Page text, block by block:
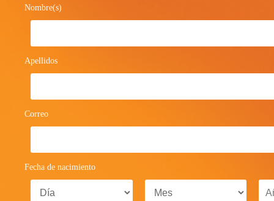
Nombre(s)
Apellidos
Correo
Fecha de nacimiento